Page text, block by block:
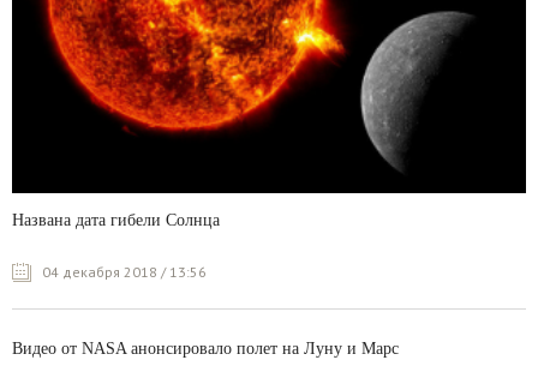
Названа дата гибели Солнца
04 декабря 2018 / 13:56
Видео от NASA анонсировало полет на Луну и Марс